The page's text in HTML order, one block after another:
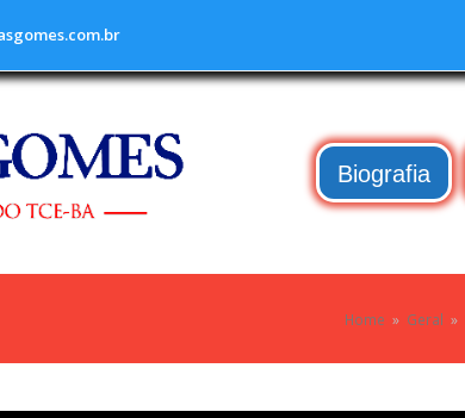
Biografia
Home » Geral »